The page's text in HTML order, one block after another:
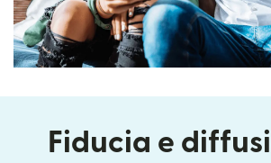
Fiducia e